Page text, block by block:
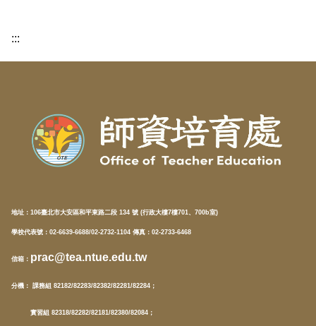
:::
地址： 106臺北市大安區和平東路二段 134 號 (行政大樓7樓701、700b室)
學校代表號：02-6639-6688/02-2732-1104 傳真：02-2733-6468
信箱 ： prac@tea.ntue.edu.tw
分機 ： 課務組 82182/82283/82382/82281/82284；
實習組 82318/82282/82181/82380/82084；